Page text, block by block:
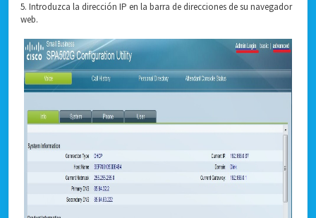
5. Introduzca la dirección IP en la barra de direcciones de su navegador
web.